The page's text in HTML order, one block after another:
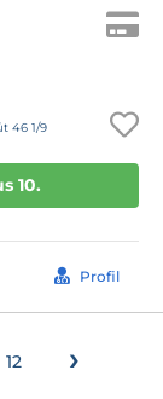
46 1/9
10.
Profil
12 ›